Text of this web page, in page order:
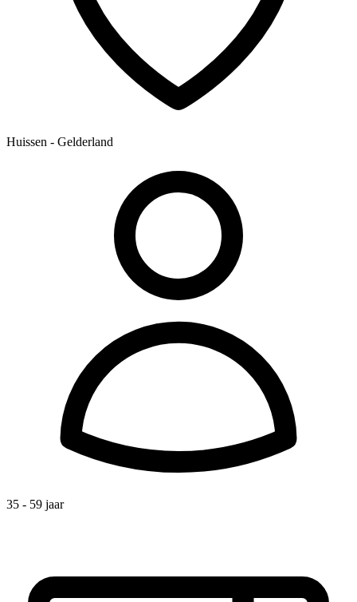
Huissen - Gelderland
35 - 59 jaar